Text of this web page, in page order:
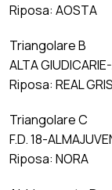
Riposa: AOSTA
Triangolare B
ALTA
Riposa: REAL
Triangolare C
F.D. 18-
Riposa: NORA